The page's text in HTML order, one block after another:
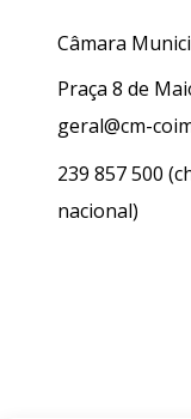
Câmara
Praça 8 de
geral@cm-
239 857 500
nacional)